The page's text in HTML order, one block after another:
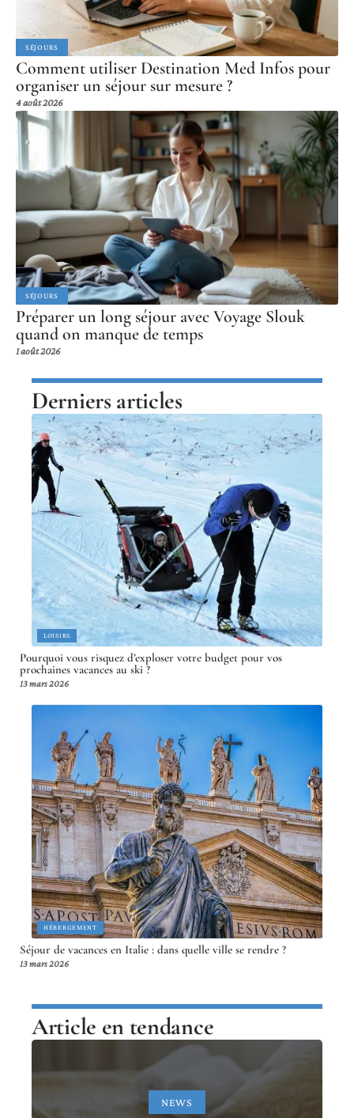
SÉJOURS
Comment utiliser Destination Med Infos pour
organiser un séjour sur mesure ?
4 août 2026
SÉJOURS
Préparer un long séjour avec Voyage Slouk
quand on manque de temps
1 août 2026
Derniers articles
LOISIRS
Pourquoi vous risquez d’exploser votre budget pour vos
prochaines vacances au ski ?
13 mars 2026
HÉBERGEMENT
Séjour de vacances en Italie : dans quelle ville se rendre ?
13 mars 2026
Article en tendance
NEWS